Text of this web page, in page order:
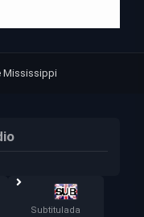
Mississippi
Subtitulada